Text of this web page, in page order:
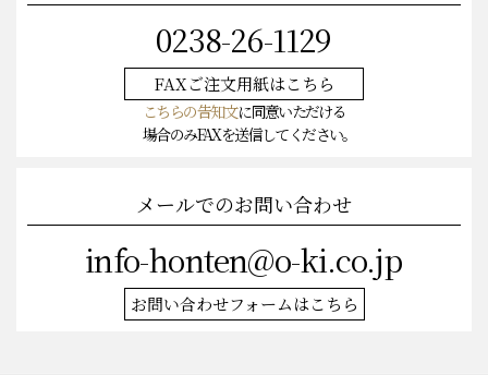
0238-26-1129
FAXご注文用紙はこちら
こちらの告知文に同意いただける
場合のみFAXを送信してください。
メールでのお問い合わせ
info-honten@o-ki.co.jp
お問い合わせフォームはこちら